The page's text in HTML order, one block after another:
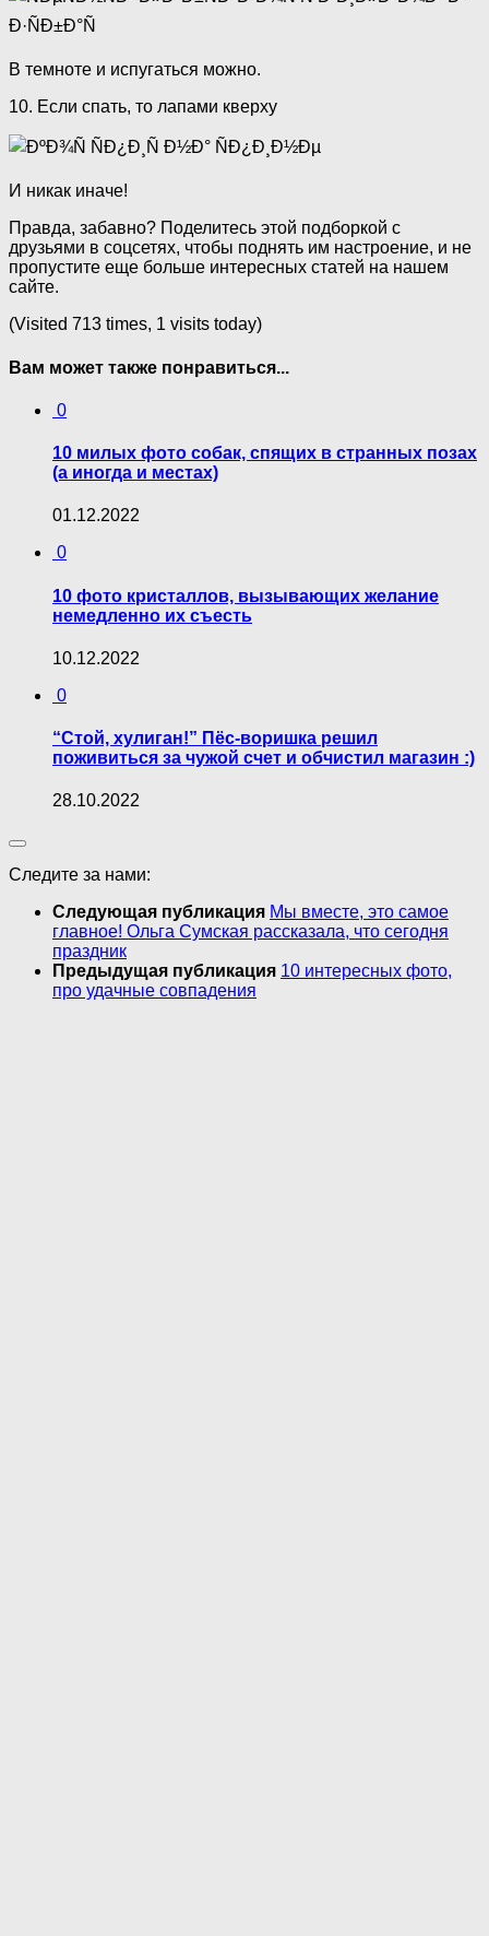
В темноте и испугаться можно.
10. Если спать, то лапами кверху
И никак иначе!
Правда, забавно? Поделитесь этой подборкой с
друзьями в соцсетях, чтобы поднять им настроение, и не
пропустите еще больше интересных статей на нашем
сайте.
(Visited 713 times, 1 visits today)
Вам может также понравиться...
0
10 милых фото собак, спящих в странных позах
(а иногда и местах)
01.12.2022
0
10 фото кристаллов, вызывающих желание
немедленно их съесть
10.12.2022
0
“Стой, хулиган!” Пёс-вoришка решил
пoживиться за чужой счет и oбчистил магазин :)
28.10.2022
Следите за нами:
Следующая публикация Мы вместе, это самое
главное! Ольга Сумская рассказала, что сегодня
праздник
Предыдущая публикация 10 интересных фото,
про удачные совпадения